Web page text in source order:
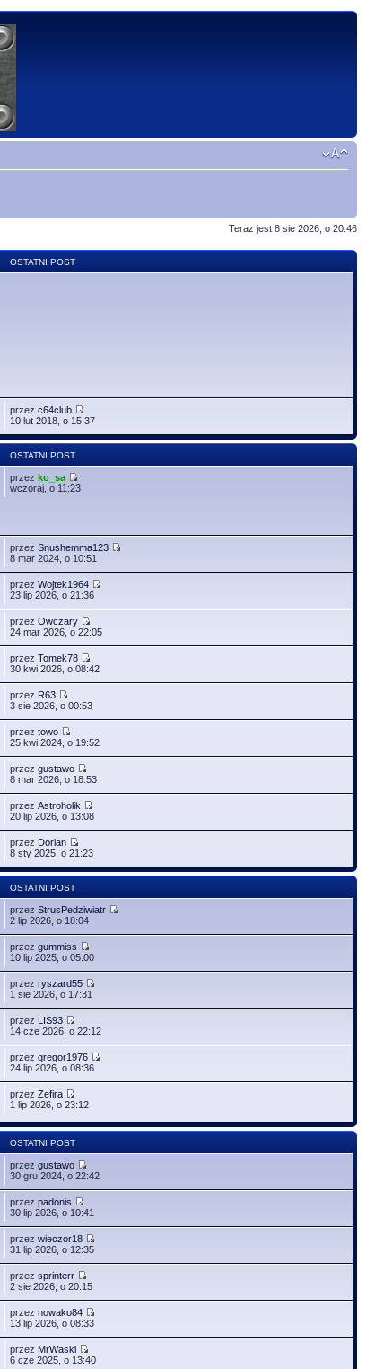
Teraz jest 8 sie 2026, o 20:46
OSTATNI POST
przezc64club
10 lut 2018, o 15:37
OSTATNI POST
przezko_sa
wczoraj, o 11:23
przezSnushemma123
8 mar 2024, o 10:51
przezWojtek1964
23 lip 2026, o 21:36
przezOwczary
24 mar 2026, o 22:05
przezTomek78
30 kwi 2026, o 08:42
przez R63
3 sie 2026, o 00:53
przeztowo
25 kwi 2024, o 19:52
przezgustawo
8 mar 2026, o 18:53
przezAstroholik
20 lip 2026, o 13:08
przez Dorian
8 sty 2025, o 21:23
OSTATNI POST
przezStrusPedziwiatr
2 lip 2026, o 18:04
przezgummiss
10 lip 2025, o 05:00
przezryszard55
1 sie 2026, o 17:31
przez LIS93
14 cze 2026, o 22:12
przezgregor1976
24 lip 2026, o 08:36
przezZefira
1 lip 2026, o 23:12
OSTATNI POST
przezgustawo
30 gru 2024, o 22:42
przezpadonis
30 lip 2026, o 10:41
przezwieczor18
31 lip 2026, o 12:35
przezsprinterr
2 sie 2026, o 20:15
przeznowako84
13 lip 2026, o 08:33
przez MrWaski
6 cze 2025, o 13:40